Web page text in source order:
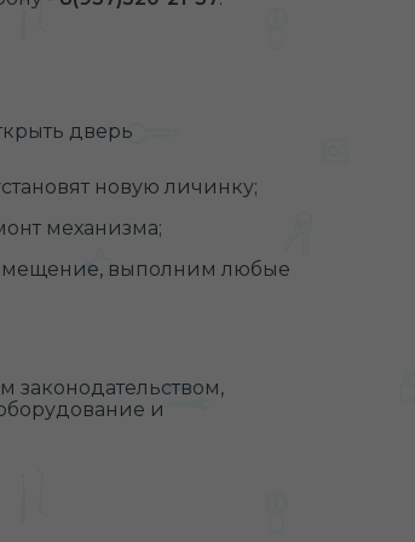
дверь
новую личинку;
механизма;
выполним любые
законодательством,
и